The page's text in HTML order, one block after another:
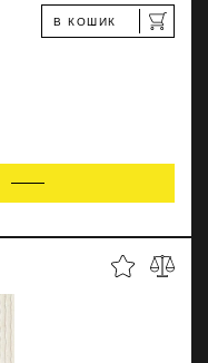
В КОШИК